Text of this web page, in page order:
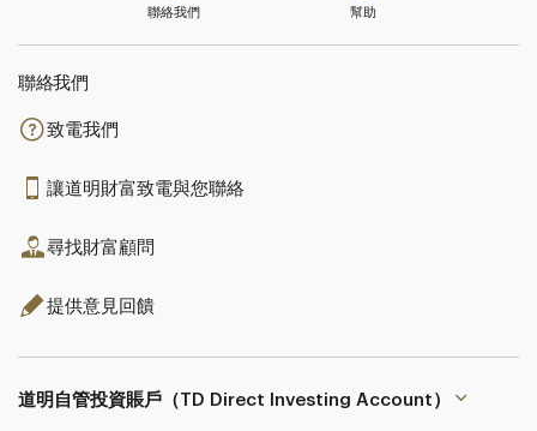
聯絡我們 幫助
聯絡我們
致電我們
讓道明財富致電與您聯絡
尋找財富顧問
提供意見回饋
道明自管投資賬戶（TD Direct Investing Account）